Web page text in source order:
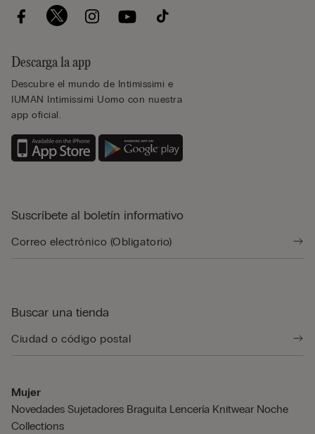
Descarga la app
Descubre el mundo de Intimissimi e
IUMAN Intimissimi Uomo con nuestra
app oficial.
Suscríbete al boletín informativo
Buscar una tienda
Mujer
Novedades Sujetadores Braguita Lencería Knitwear Noche
Collections